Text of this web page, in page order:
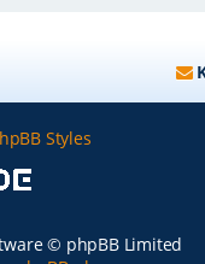
Styles
© phpBB Limited